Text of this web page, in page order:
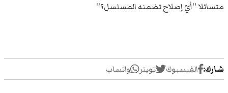
متسائلا ''أيّ إصلاح تضمنه المسلسل؟''
شارك: الفيسبوك تويتر واتساب